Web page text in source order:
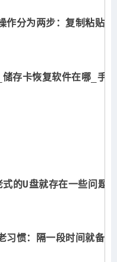
作分为两步：复制粘贴
的U盘就存在一些问
习惯：隔一段时间就备